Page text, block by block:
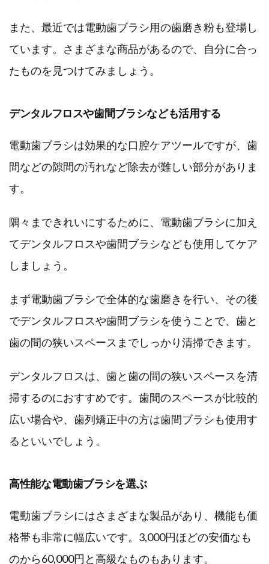
また、最近では電動歯ブラシ用の歯磨き粉も登場し
ています。さまざまな商品があるので、自分に合っ
たものを見つけてみましょう。
デンタルフロスや歯間ブラシなども活用する
電動歯ブラシは効果的な口腔ケアツールですが、歯
間などの隙間の汚れなど除去が難しい部分がありま
す。
隅々まできれいにするために、電動歯ブラシに加え
てデンタルフロスや歯間ブラシなども使用してケア
しましょう。
まず電動歯ブラシで全体的な歯磨きを行い、その後
でデンタルフロスや歯間ブラシを使うことで、歯と
歯の間の狭いスペースまでしっかり清掃できます。
デンタルフロスは、歯と歯の間の狭いスペースを清
掃するのにおすすめです。歯間のスペースが比較的
広い場合や、歯列矯正中の方は歯間ブラシも使用す
るといいでしょう。
高性能な電動歯ブラシを選ぶ
電動歯ブラシにはさまざまな製品があり、機能も価
格帯も非常に幅広いです。3,000円ほどの安価なも
のから60,000円と高級なものもあります。